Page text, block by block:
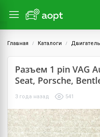
Главная Каталоги Двигатель
Разъем 1 pin VAG
Seat, Porsche,
3 года назад 541